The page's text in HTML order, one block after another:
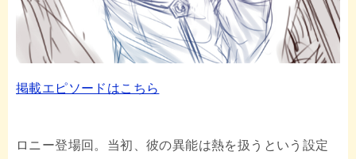
掲載エピソードはこちら
ロニー登場回。当初、彼の異能は熱を扱うという設定